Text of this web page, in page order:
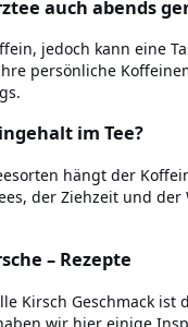
auch abends
jedoch kann eine
persönliche
im Tee?
hängt der
der Ziehzeit und
– Rezepte
Kirsch Geschmack
wir hier einige